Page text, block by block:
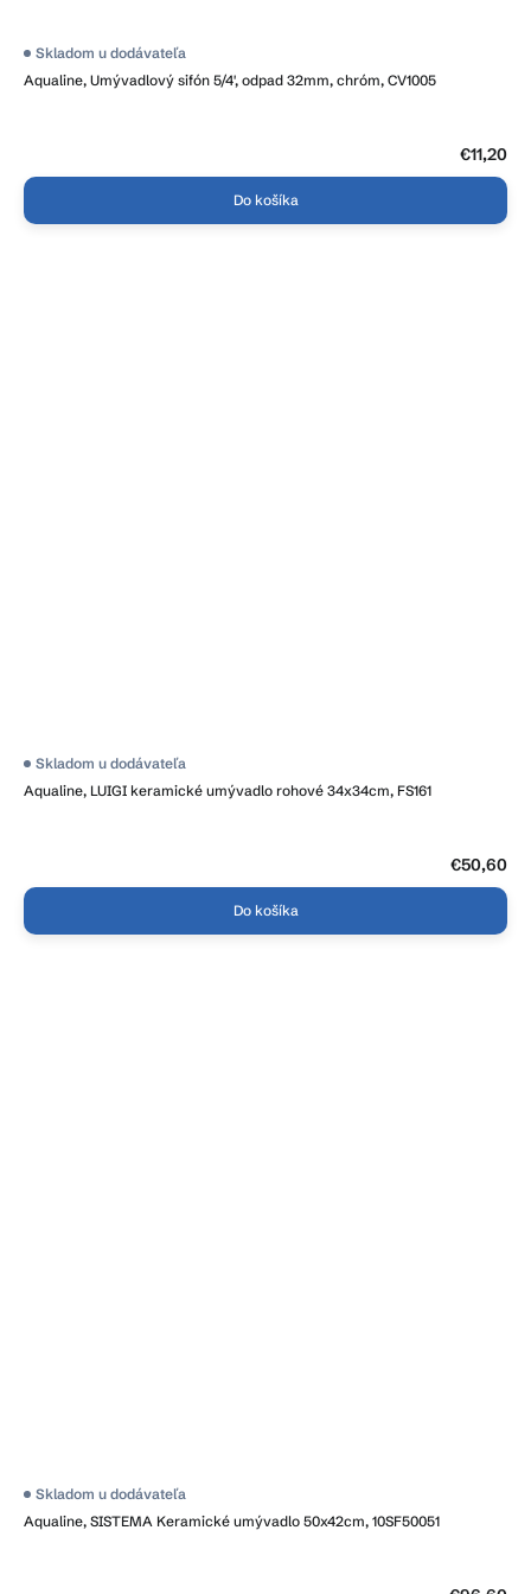
Aqualine, Umývadlový sifón 5/4', odpad 32mm, chróm, CV1005
Skladom u dodávateľa
€11,20
Do košíka
Aqualine, LUIGI keramické umývadlo rohové 34x34cm, FS161
Priemerné
produktu
Skladom u dodávateľa
€50,60
Do košíka
Aqualine, SISTEMA Keramické umývadlo 50x42cm, 10SF50051
Skladom u dodávateľa